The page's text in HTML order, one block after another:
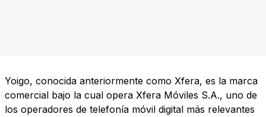
Yoigo, conocida anteriormente como Xfera, es la marca
comercial bajo la cual opera Xfera Móviles S.A., uno de
los operadores de telefonía móvil digital más relevantes